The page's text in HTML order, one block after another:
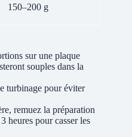
150–200 g
sur une plaque
souples dans la
turbinage pour éviter
remuez la préparation
heures pour casser les